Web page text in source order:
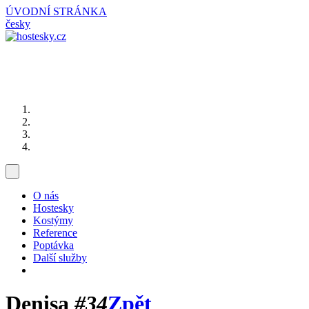
ÚVODNÍ STRÁNKA
česky
O nás
Hostesky
Kostýmy
Reference
Poptávka
Další služby
Denisa #34Zpět